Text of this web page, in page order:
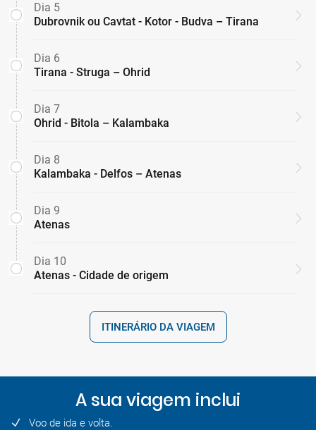
Dia 5
Dubrovnik ou Cavtat - Kotor - Budva – Tirana
Dia 6
Tirana - Struga – Ohrid
Dia 7
Ohrid - Bitola – Kalambaka
Dia 8
Kalambaka - Delfos – Atenas
Dia 9
Atenas
Dia 10
Atenas - Cidade de origem
ITINERÁRIO DA VIAGEM
A sua viagem inclui
Voo de ida e volta.